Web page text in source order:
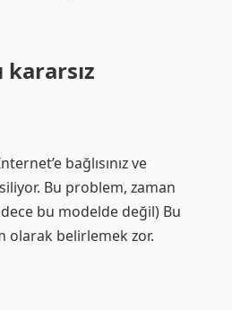
kararsız
bağlısınız ve
Bu problem, zaman
bu modelde değil) Bu
olarak belirlemek zor.